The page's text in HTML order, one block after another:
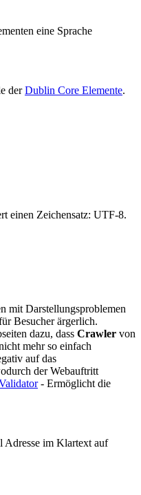
eine Sprache
derDublin Core Elemente.
einen Zeichensatz: UTF-8.
mit Darstellungsproblemen
Besucher ärgerlich.
dazu, dass Crawler von
mehr so einfach
auf das
der Webauftritt
- Ermöglicht die
Adresse im Klartext auf